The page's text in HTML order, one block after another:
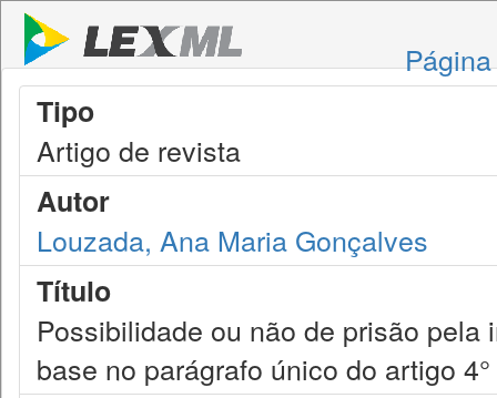
Tipo
Artigo de revista
Autor
Louzada, Ana Maria Gonçalves
Título
Possibilidade ou não de prisão
base no parágrafo único do artigo